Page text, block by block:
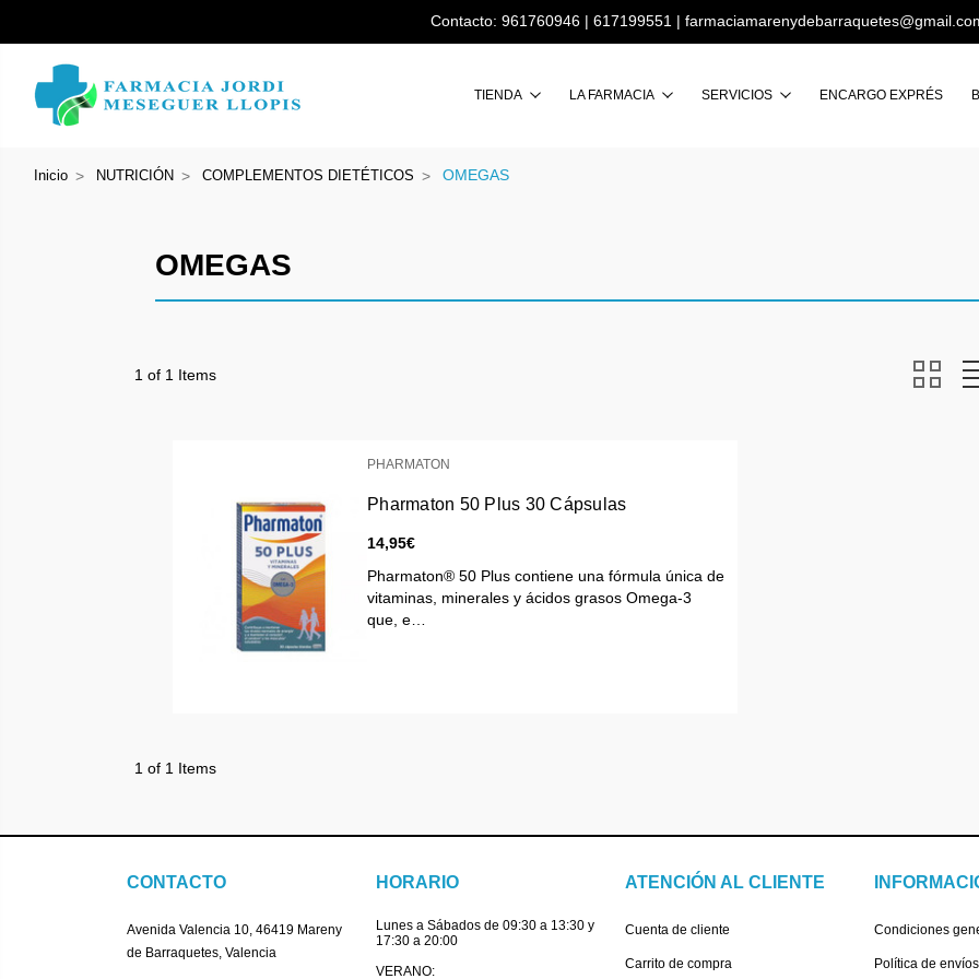
Contacto: 961760946 | 617199551 |
TIENDA LA FARMACIA SERVICIOS ENCARGO EXPRÉS
Inicio NUTRICIÓN COMPLEMENTOS DIETÉTICOS OMEGAS
OMEGAS
1 of 1 Items
PHARMATON
Pharmaton 50 Plus 30 Cápsulas
14,95€
Pharmaton® 50 Plus contiene una fórmula única de
vitaminas, minerales y ácidos grasos Omega-3
que, e…
1 of 1 Items
CONTACTO
Avenida Valencia 10, 46419 Mareny
de Barraquetes, Valencia
HORARIO
Lunes a Sábados de 09:30 a 13:30 y
17:30 a 20:00
VERANO:
ATENCIÓN AL CLIENTE
Cuenta de cliente
Carrito de compra
Condiciones
Política de